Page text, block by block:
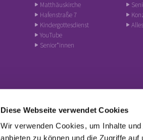
Diese Webseite verwendet Cookies
Wir verwenden Cookies, um Inhalte
anbieten zu können und die Zugriffe
Matthäuskirche
Hafenstraße 7
Kindergottesdienst
YouTube
Senior*innen